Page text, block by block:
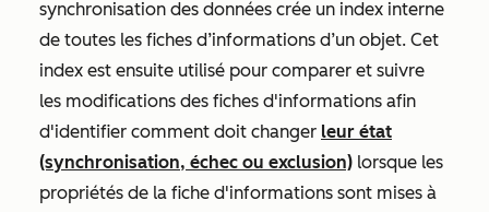
synchronisation des données crée un index interne
de toutes les fiches d’informations d’un objet. Cet
index est ensuite utilisé pour comparer et suivre
les modifications des fiches d'informations afin
d'identifier comment doit changer leur état
(synchronisation, échec ou exclusion) lorsque les
propriétés de la fiche d'informations sont mises à